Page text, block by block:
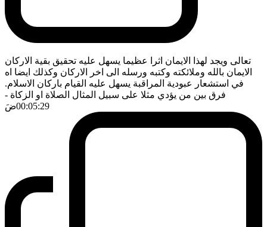
تعالى ويجد لهذا الايمان اثرا عظيما يسهل عليه تحقيق بقية الاركان
الايمان بالله وملائكته وكتبه ورسله الى اخر الاركان وكذلك ايضا اه
في استشعار عبودية المراقبة يسهل عليه القيام باركان الاسلام.
فرق بين من يؤدي مثلا على سبيل المثال الصلاة او الزكاة -
00:05:29ضَ